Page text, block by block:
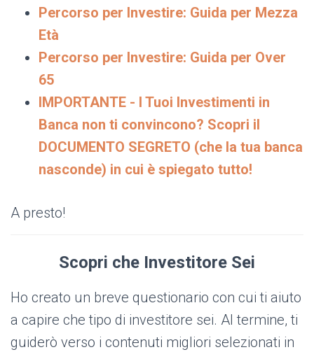
Percorso per Investire: Guida per Mezza
Età
Percorso per Investire: Guida per Over
65
IMPORTANTE - I Tuoi Investimenti in
Banca non ti convincono? Scopri il
DOCUMENTO SEGRETO (che la tua banca
nasconde) in cui è spiegato tutto!
A presto!
Scopri che Investitore Sei
Ho creato un breve questionario con cui ti aiuto
a capire che tipo di investitore sei. Al termine, ti
guiderò verso i contenuti migliori selezionati in